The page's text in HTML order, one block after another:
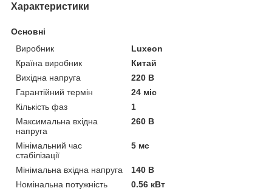
Характеристики
Основні
Виробник
Luxeon
Країна виробник
Китай
Вихідна напруга
220 В
Гарантійний термін
24 міс
Кількість фаз
1
Максимальна вхідна
напруга
260 В
Мінімальний час
стабілізації
5 мс
Мінімальна вхідна напруга
140 В
Номінальна потужність
0.56 кВт